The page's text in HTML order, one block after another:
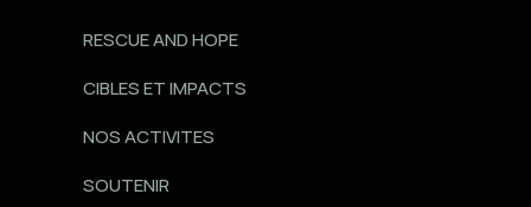
RESCUE AND HOPE
CIBLES ET IMPACTS
NOS ACTIVITES
SOUTENIR